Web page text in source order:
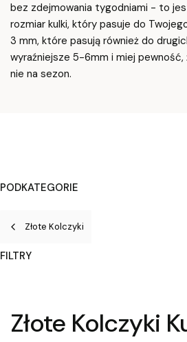
bez zdejmowania tygodniami - to
rozmiar kulki, który pasuje do
3 mm, które pasują również do
wyraźniejsze 5-6mm i miej
nie na sezon.
PODKATEGORIE
Złote Kolczyki
FILTRY
Złote Kolczyki